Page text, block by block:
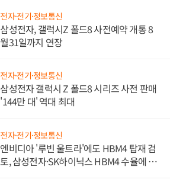
전자·전기·정보통신
삼성전자, 갤럭시Z 폴드8 사전예약 개통 8
월31일까지 연장
전자·전기·정보통신
삼성전자 갤럭시 Z 폴드8 시리즈 사전 판매
'144만 대' 역대 최대
전자·전기·정보통신
엔비디아 '루빈 울트라'에도 HBM4 탑재 검
토, 삼성전자·SK하이닉스 HBM4 수율에 주